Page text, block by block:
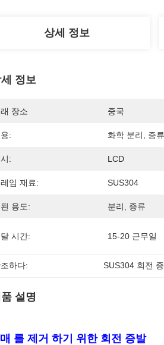
상세 정보
정보
장소 중국
: 화학 분리, 증류
: LCD
임 재료: SUS304
용도: 분리, 증류
시간: 15-20 근무일
하다: SUS304 회전
설명
를 제거 하기 위한 회전 증발